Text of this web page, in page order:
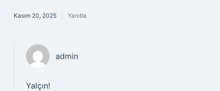
Kasım 20, 2025 Yanıtla
admin
Yalçın!